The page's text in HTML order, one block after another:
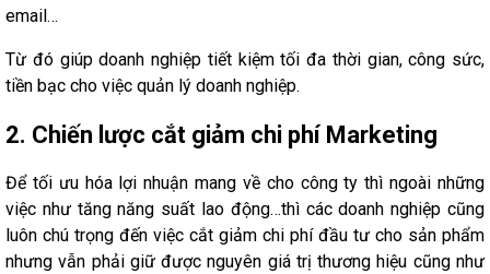
email…
Từ đó giúp doanh nghiệp tiết kiệm tối đa thời gian, công sức,
tiền bạc cho việc quản lý doanh nghiệp.
2. Chiến lược cắt giảm chi phí Marketing
Để tối ưu hóa lợi nhuận mang về cho công ty thì ngoài những
việc như tăng năng suất lao động…thì các doanh nghiệp cũng
luôn chú trọng đến việc cắt giảm chi phí đầu tư cho sản phẩm
nhưng vẫn phải giữ được nguyên giá trị thương hiệu cũng như